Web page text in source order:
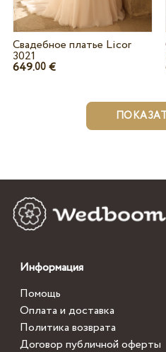
Свадебное платье Licor
3021
649.00€
Информация
Помощь
Оплата и доставка
Политика возврата
Договор публичной оферты